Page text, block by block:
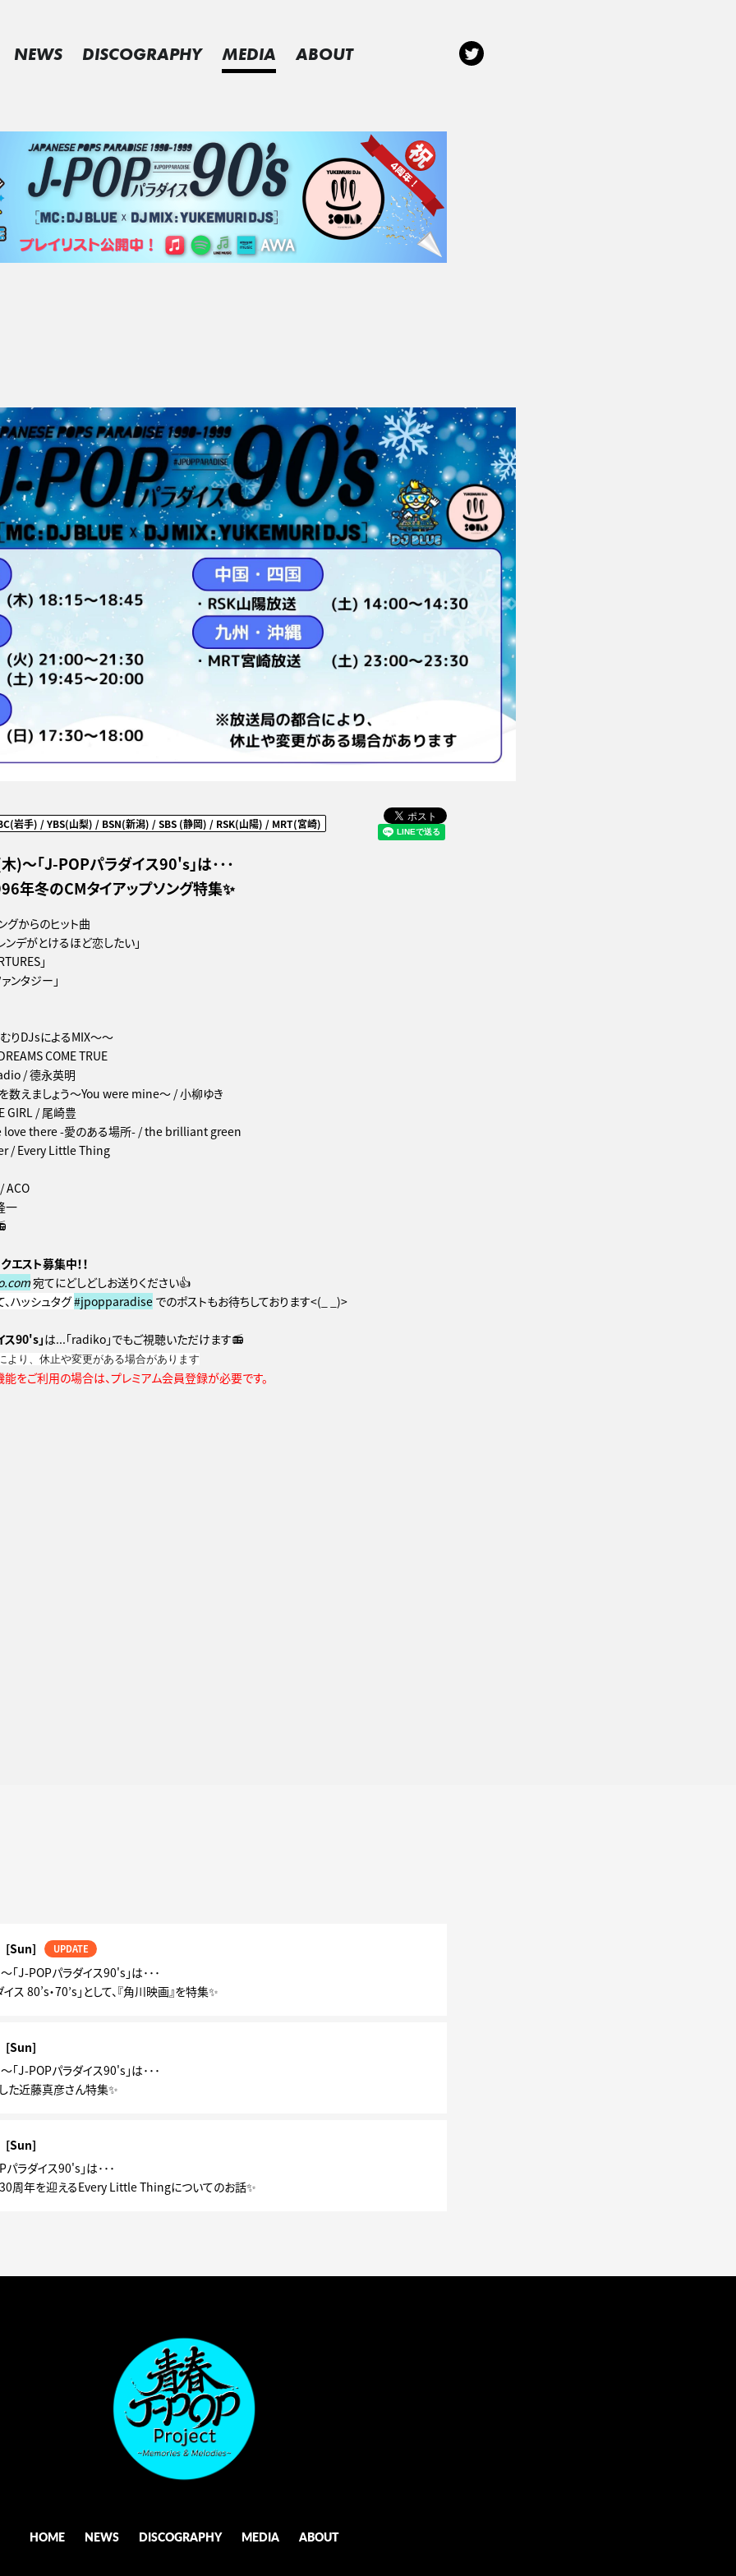
NEWS DISCOGRAPHY MEDIA ABOUT
岩手) / YBS(山梨) / BSN(新潟) / SBS (静岡) / RSK(山陽) / MRT(宮崎)
～「J-POPパラダイス90's」は･･･
年冬のCMタイアップソング特集✨
グからのヒット曲
デがとけるほど恋したい」
」
ンタジー」
りDJsによるMIX～～
COME TRUE
/ 德永英明
数えましょう～You were mine～ / 小柳ゆき
GIRL / 尾崎豊
there -愛のある場所- / the brilliant green
/ Every Little Thing
ACO
一
エスト募集中！！
宛てにどしどしお送りください👍
ハッシュタグ#jpopparadise でのポストもお待ちしております<(_ _)>
90's」は...「radiko」でもご視聴いただけます📻
より、休止や変更がある場合があります
をご利用の場合は、プレミアム会員登録が必要です。
[Sun] UPDATE
J-POPパラダイス90's」は･･･
ス 80’s・70’s」として、『角川映画』を特集✨
[Sun]
J-POPパラダイス90's」は･･･
た近藤真彦さん特集✨
[Sun]
パラダイス90's」は･･･
周年を迎えるEvery Little Thingについてのお話✨
HOME NEWS DISCOGRAPHY MEDIA ABOUT